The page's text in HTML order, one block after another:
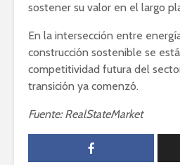
sostener su valor en el largo
En la intersección entre
construcción sostenible se
competitividad futura del
transición ya comenzó.
Fuente: RealStateMarket